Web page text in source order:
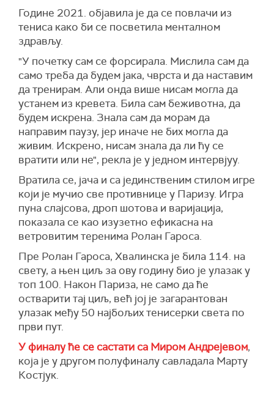
Године 2021. објавила је да се повлачи из
тениса како би се посветила менталном
здрављу.
"У почетку сам се форсирала. Мислила сам да
само треба да будем јака, чврста и да наставим
да тренирам. Али онда више нисам могла да
устанем из кревета. Била сам беживотна, да
будем искрена. Знала сам да морам да
направим паузу, јер иначе не бих могла да
живим. Искрено, нисам знала да ли ћу се
вратити или не", рекла је у једном интервјуу.
Вратила се, јача и са јединственим стилом игре
који је мучио све противнице у Паризу. Игра
пуна слајсова, дроп шотова и варијација,
показала се као изузетно ефикасна на
ветровитим теренима Ролан Гароса.
Пре Ролан Гароса, Хвалинска је била 114. на
свету, а њен циљ за ову годину био је улазак у
топ 100. Након Париза, не само да ће
остварити тај циљ, већ јој је загарантован
улазак међу 50 најбољих тенисерки света по
први пут.
У финалу ће се састати са Миром Андрејевом,
која је у другом полуфиналу савладала Марту
Костјук.